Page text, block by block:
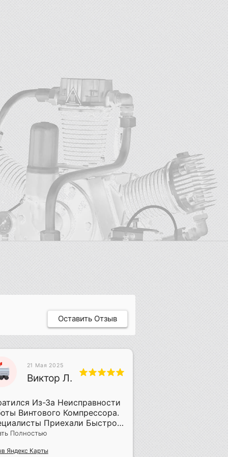
Оставить Отзыв
21 Мая 2025
Виктор Л.
Из-За Неисправности
Винтового Компрессора.
Приехали Быстро,
Диагностику И Сразу
Всё Нужное Для
Полностью
Яндекс Карты
ИЛ
13 Апреля
2025
Илья
Заказывали
Компрессора С
Мастера. Всё
Времени,без
Читать Полностью